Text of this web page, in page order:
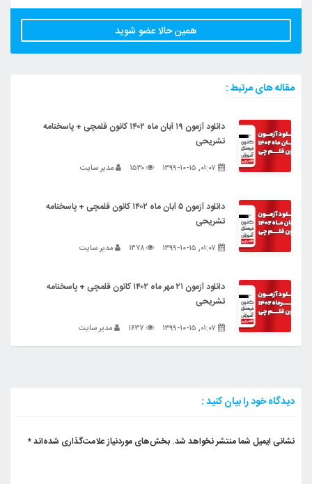
همین حالا عضو شوید
مقاله های مرتبط :
دانلود آزمون ۱۹ آبان ماه ۱۴۰۲ کانون قلمچی + پاسخنامه
تشریحی
مدیر سایت
دانلود آزمون ۵ آبان ماه ۱۴۰۲ کانون قلمچی + پاسخنامه
تشریحی
مدیر سایت
دانلود آزمون ۲۱ مهر ماه ۱۴۰۲ کانون قلمچی + پاسخنامه
تشریحی
مدیر سایت
دیدگاه خود را بیان کنید :
نشانی ایمیل شما منتشر نخواهد شد. بخش‌های موردنیاز علامت‌گذاری شده‌اند*